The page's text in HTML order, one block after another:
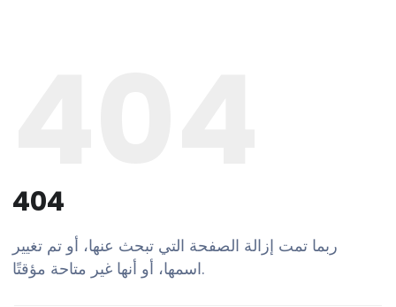
404
ربما تمت إزالة الصفحة التي تبحث عنها، أو تم تغيير
اسمها، أو أنها غير متاحة مؤقتًا.